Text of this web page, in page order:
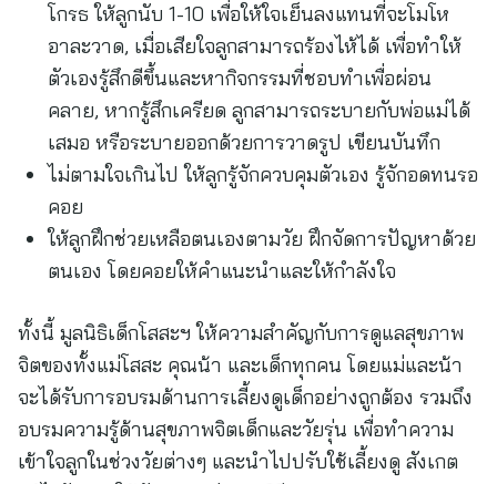
โกรธ ให้ลูกนับ 1-10 เพื่อให้ใจเย็นลงแทนที่จะโมโห
อาละวาด, เมื่อเสียใจลูกสามารถร้องไห้ได้ เพื่อทำให้
ตัวเองรู้สึกดีขึ้นและหากิจกรรมที่ชอบทำเพื่อผ่อน
คลาย, หากรู้สึกเครียด ลูกสามารถระบายกับพ่อแม่ได้
เสมอ หรือระบายออกด้วยการวาดรูป เขียนบันทึก
ไม่ตามใจเกินไป ให้ลูกรู้จักควบคุมตัวเอง รู้จักอดทนรอ
คอย
ให้ลูกฝึกช่วยเหลือตนเองตามวัย ฝึกจัดการปัญหาด้วย
ตนเอง โดยคอยให้คำแนะนำและให้กำลังใจ
ทั้งนี้ มูลนิธิเด็กโสสะฯ ให้ความสำคัญกับการดูแลสุขภาพ
จิตของทั้งแม่โสสะ คุณน้า และเด็กทุกคน โดยแม่และน้า
จะได้รับการอบรมด้านการเลี้ยงดูเด็กอย่างถูกต้อง รวมถึง
อบรมความรู้ด้านสุขภาพจิตเด็กและวัยรุ่น เพื่อทำความ
เข้าใจลูกในช่วงวัยต่างๆ และนำไปปรับใช้เลี้ยงดู สังเกต